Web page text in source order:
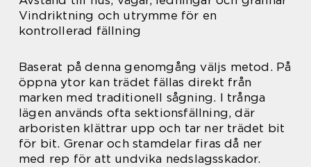
Vindriktning och utrymme för en
kontrollerad fällning
Baserat på denna genomgång väljs metod. På
öppna ytor kan trädet fällas direkt från
marken med traditionell sågning. I trånga
lägen används ofta sektionsfällning, där
arboristen klättrar upp och tar ner trädet bit
för bit. Grenar och stamdelar firas då ner
med rep för att undvika nedslagsskador.